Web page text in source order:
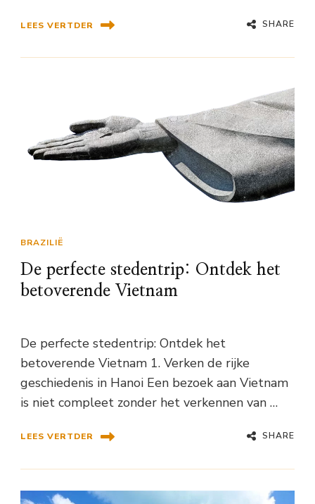
LEES VERTDER SHARE
BRAZILIË
De perfecte stedentrip: Ontdek het
betoverende Vietnam
De perfecte stedentrip: Ontdek het
betoverende Vietnam 1. Verken de rijke
geschiedenis in Hanoi Een bezoek aan Vietnam
is niet compleet zonder het verkennen van …
LEES VERTDER SHARE